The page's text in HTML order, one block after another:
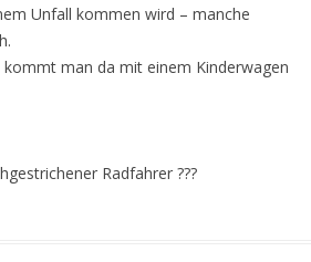
Unfall kommen wird – manche
man da mit einem Kinderwagen
Radfahrer ???